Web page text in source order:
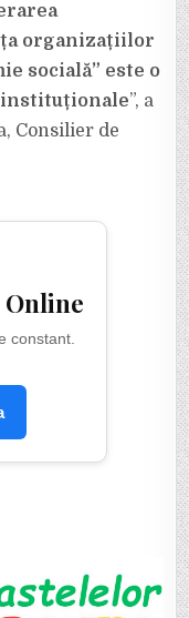
organizațiilor
socială” este o
”, a
Consilier de
Online
constant.